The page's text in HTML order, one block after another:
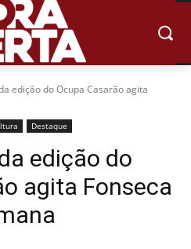
edição do Ocupa Casarão agita
Destaque
edição do
agita Fonseca